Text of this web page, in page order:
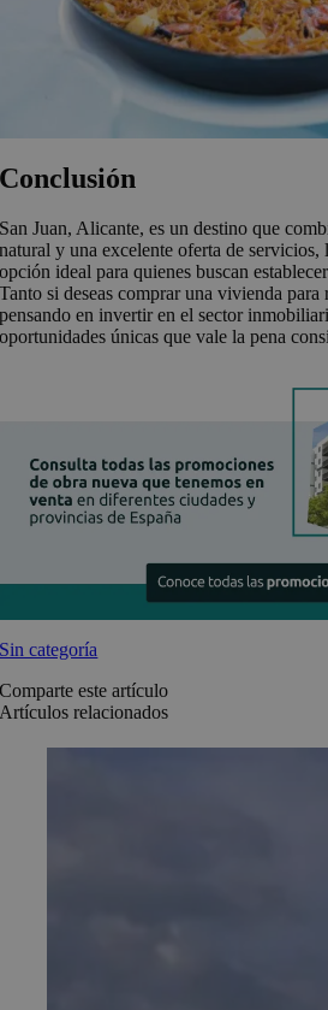
Conclusión
San Juan, Alicante, es un destino que
natural y una excelente oferta de
opción ideal para quienes buscan
Tanto si deseas comprar una vivienda para
pensando en invertir en el sector
oportunidades únicas que vale la pena
Sin categoría
Comparte este artículo
Artículos relacionados